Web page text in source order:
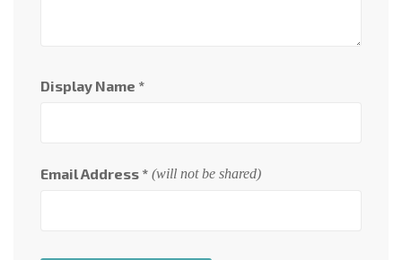
Display Name *
Email Address * (will not be shared)